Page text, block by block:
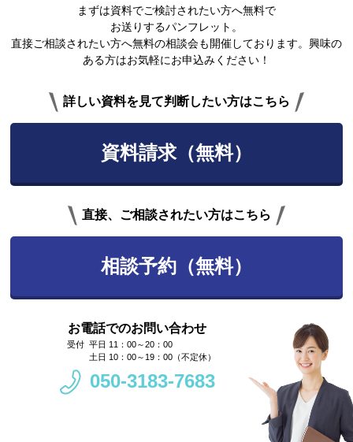
まずは資料でご検討されたい方へ無料で
お送りするパンフレット。
直接ご相談されたい方へ無料の相談会も開催しております。興味の
ある方はお気軽にお申込みください！
詳しい資料を見て判断したい方はこちら
資料請求（無料）
直接、ご相談されたい方はこちら
相談予約（無料）
お電話でのお問い合わせ
平日 11：00～20：00
土日 10：00～19：00（不定休）
050-3183-7683